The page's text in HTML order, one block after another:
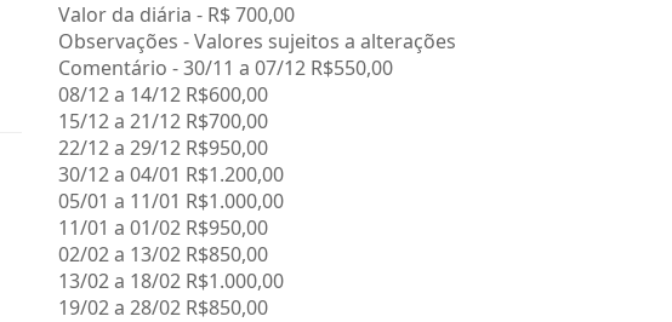
Valor da diária - R$ 700,00
Observações - Valores sujeitos a alterações
Comentário - 30/11 a 07/12 R$550,00
08/12 a 14/12 R$600,00
15/12 a 21/12 R$700,00
22/12 a 29/12 R$950,00
30/12 a 04/01 R$1.200,00
05/01 a 11/01 R$1.000,00
11/01 a 01/02 R$950,00
02/02 a 13/02 R$850,00
13/02 a 18/02 R$1.000,00
19/02 a 28/02 R$850,00